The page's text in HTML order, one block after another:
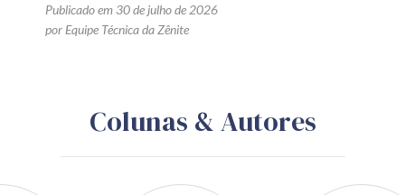
Publicado em 30 de julho de 2026
por Equipe Técnica da Zênite
Colunas & Autores